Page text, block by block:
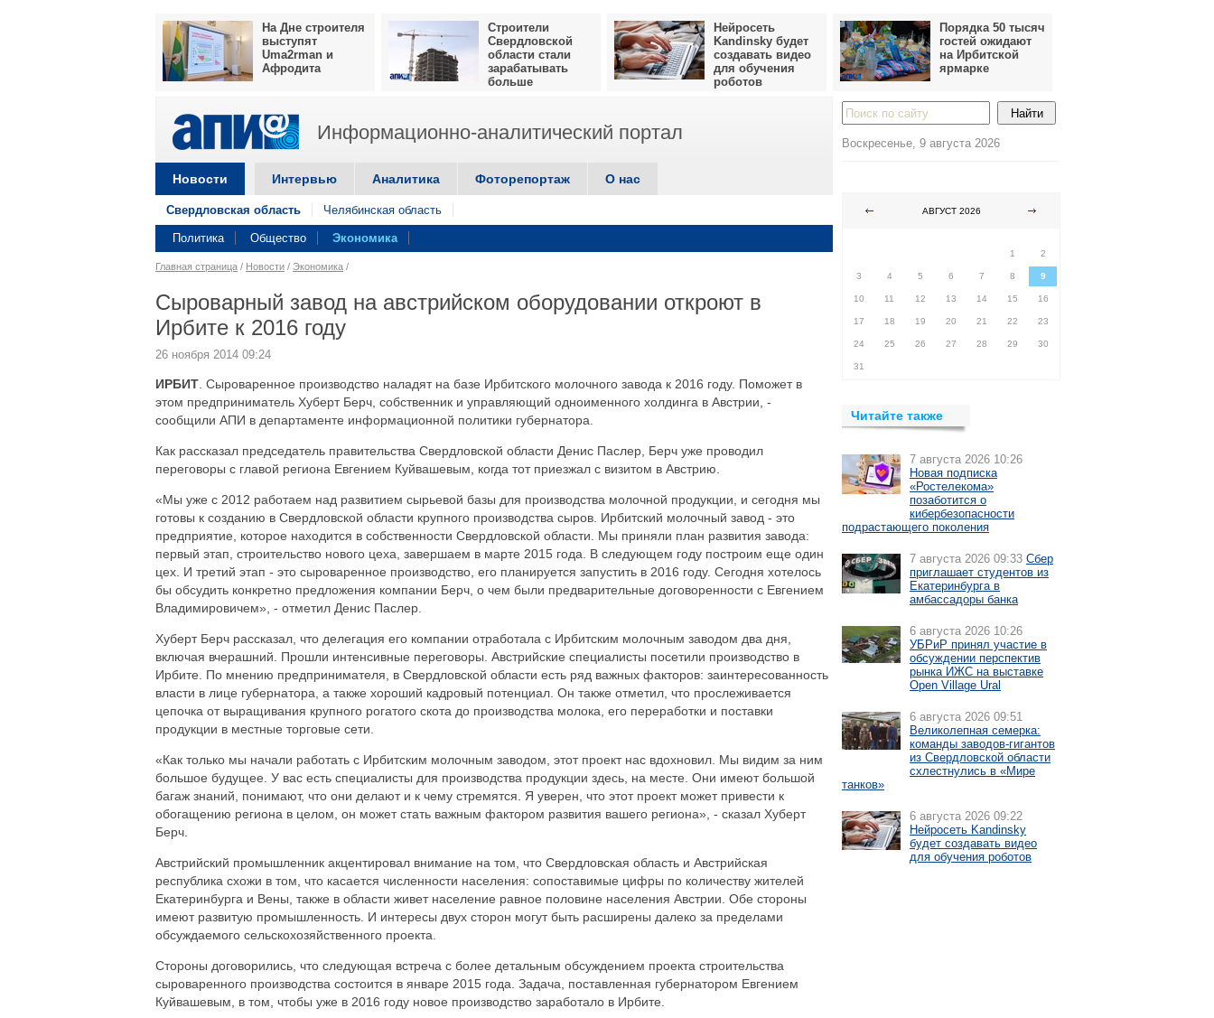
На Дне строителя
выступят
Uma2rman и
Афродита
Строители
Свердловской
области стали
зарабатывать
больше
Нейросеть
Kandinsky будет
создавать видео
для обучения
роботов
Порядка 50 тысяч
гостей ожидают
на Ирбитской
ярмарке
Информационно-аналитический портал
Новости Интервью Аналитика Фоторепортаж О нас
Свердловская область Челябинская область
Политика Общество Экономика
Главная страница / Новости / Экономика /
Сыроварный завод на австрийском оборудовании откроют в
Ирбите к 2016 году
26 ноября 2014 09:24
ИРБИТ . Сыроваренное производство наладят на базе Ирбитского молочного завода к 2016 году. Поможет в
этом предприниматель Хуберт Берч, собственник и управляющий одноименного холдинга в Австрии, -
сообщили АПИ в департаменте информационной политики губернатора.
Как рассказал председатель правительства Свердловской области Денис Паслер, Берч уже проводил
переговоры с главой региона Евгением Куйвашевым, когда тот приезжал с визитом в Австрию.
«Мы уже с 2012 работаем над развитием сырьевой базы для производства молочной продукции, и сегодня мы
готовы к созданию в Свердловской области крупного производства сыров. Ирбитский молочный завод - это
предприятие, которое находится в собственности Свердловской области. Мы приняли план развития завода:
первый этап, строительство нового цеха, завершаем в марте 2015 года. В следующем году построим еще один
цех. И третий этап - это сыроваренное производство, его планируется запустить в 2016 году. Сегодня хотелось
бы обсудить конкретно предложения компании Берч, о чем были предварительные договоренности с Евгением
Владимировичем», - отметил Денис Паслер.
Хуберт Берч рассказал, что делегация его компании отработала с Ирбитским молочным заводом два дня,
включая вчерашний. Прошли интенсивные переговоры. Австрийские специалисты посетили производство в
Ирбите. По мнению предпринимателя, в Свердловской области есть ряд важных факторов: заинтересованность
власти в лице губернатора, а также хороший кадровый потенциал. Он также отметил, что прослеживается
цепочка от выращивания крупного рогатого скота до производства молока, его переработки и поставки
продукции в местные торговые сети.
«Как только мы начали работать с Ирбитским молочным заводом, этот проект нас вдохновил. Мы видим за ним
большое будущее. У вас есть специалисты для производства продукции здесь, на месте. Они имеют большой
багаж знаний, понимают, что они делают и к чему стремятся. Я уверен, что этот проект может привести к
обогащению региона в целом, он может стать важным фактором развития вашего региона», - сказал Хуберт
Берч.
Австрийский промышленник акцентировал внимание на том, что Свердловская область и Австрийская
республика схожи в том, что касается численности населения: сопоставимые цифры по количеству жителей
Екатеринбурга и Вены, также в области живет население равное половине населения Австрии. Обе стороны
имеют развитую промышленность. И интересы двух сторон могут быть расширены далеко за пределами
обсуждаемого сельскохозяйственного проекта.
Стороны договорились, что следующая встреча с более детальным обсуждением проекта строительства
сыроваренного производства состоится в январе 2015 года. Задача, поставленная губернатором Евгением
Куйвашевым, в том, чтобы уже в 2016 году новое производство заработало в Ирбите.
Воскресенье, 9 августа 2026
АВГУСТ 2026
1
2
3 4 5 6 7 8 9
10 11 12 13 14 15 16
17 18 19 20 21 22 23
24 25 26 27 28 29 30
31
Читайте также
7 августа 2026 10:26
Новая подписка
«Ростелекома»
позаботится о
кибербезопасности
подрастающего поколения
7 августа 2026 09:33 Сбер
приглашает студентов из
Екатеринбурга в
амбассадоры банка
6 августа 2026 10:26
УБРиР принял участие в
обсуждении перспектив
рынка ИЖС на выставке
Open Village Ural
6 августа 2026 09:51
Великолепная семерка:
команды заводов-гигантов
из Свердловской области
схлестнулись в «Мире
танков»
6 августа 2026 09:22
Нейросеть Kandinsky
будет создавать видео
для обучения роботов